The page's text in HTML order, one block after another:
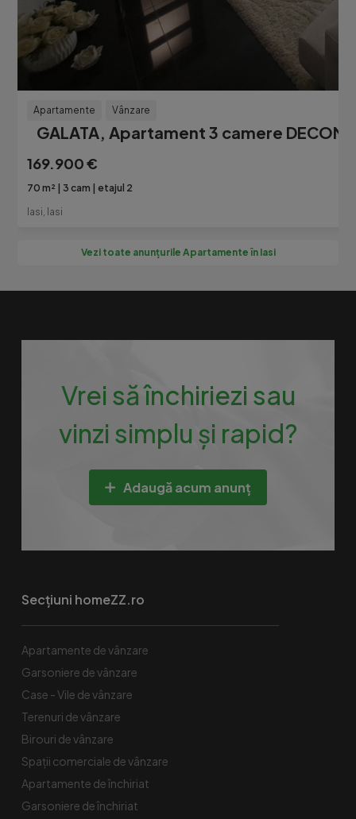
Apartamente Vânzare
GALATA, Apartament 3 camere
169.900 €
70 m² 3 cam
etajul 2
Iasi, Iasi
Vezi toate anunțurile Apartamente în Iasi
Vrei să închiriezi sau
vinzi simplu și rapid?
Adaugă acum anunț
Secțiuni homeZZ.ro
Apartamente de vânzare
Garsoniere de vânzare
Case - Vile de vânzare
Terenuri de vânzare
Birouri de vânzare
Spaţii comerciale de vânzare
Apartamente de închiriat
Garsoniere de închiriat